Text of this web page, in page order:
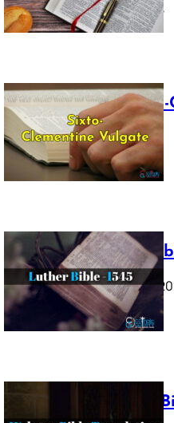
July 16, 2025
The Sixto-
Vulgate
July 12, 2025
Luther
October 17,
Webster